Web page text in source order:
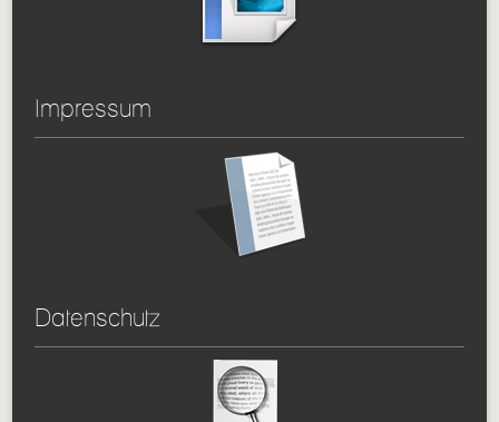
Impressum
Datenschutz